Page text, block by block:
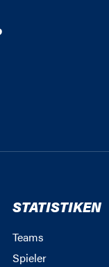
STATISTIKEN
Teams
Spieler